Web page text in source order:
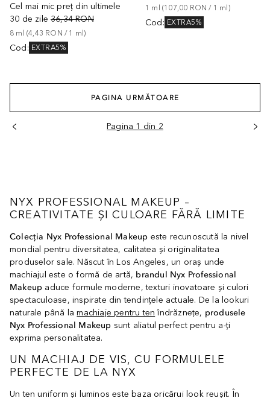
Cel mai mic preț din ultimele
30 de zile 36,34 RON
8 ml (4,43 RON / 1 ml)
Cod : EXTRA5%
1 ml (107,00 RON / 1 ml )
Cod : EXTRA5%
PAGINA URMĂTOARE
Pagina 1 din 2
NYX PROFESSIONAL MAKEUP –
CREATIVITATE ȘI CULOARE FĂRĂ LIMITE
Colecția Nyx Professional Makeup este recunoscută la nivel
mondial pentru diversitatea, calitatea și originalitatea
produselor sale. Născut în Los Angeles, un oraș unde
machiajul este o formă de artă, brandul Nyx Professional
Makeup aduce formule moderne, texturi inovatoare și culori
spectaculoase, inspirate din tendințele actuale. De la lookuri
naturale până lamachiaje pentru ten îndrăznețe, produsele
Nyx Professional Makeup sunt aliatul perfect pentru a-ți
exprima personalitatea.
UN MACHIAJ DE VIS, CU FORMULELE
PERFECTE DE LA NYX
Un ten uniform și luminos este baza oricărui look reușit. În